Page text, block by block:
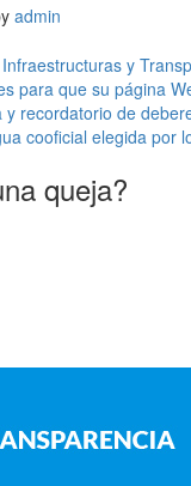
admin
y
para que su página
recordatorio de
cooficial elegida por
queja?